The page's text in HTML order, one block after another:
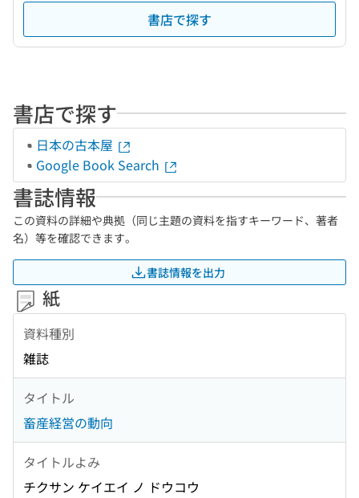
書店で探す
書店で探す
日本の古本屋
Google Book Search
書誌情報
この資料の詳細や典拠（同じ主題の資料を指すキーワード、著者
名）等を確認できます。
書誌情報を出力
紙
資料種別
雑誌
タイトル
畜産経営の動向
タイトルよみ
チクサン ケイエイ ノ ドウコウ